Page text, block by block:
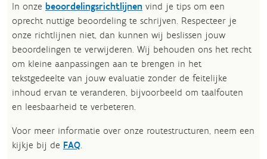
In onze beoordelingsrichtlijnen vind je tips om een
oprecht nuttige beoordeling te schrijven. Respecteer je
onze richtlijnen niet, dan kunnen wij beslissen jouw
beoordelingen te verwijderen. Wij behouden ons het recht
om kleine aanpassingen aan te brengen in het
tekstgedeelte van jouw evaluatie zonder de feitelijke
inhoud ervan te veranderen, bijvoorbeeld om taalfouten
en leesbaarheid te verbeteren.​
Voor meer informatie over onze routestructuren, neem een
kijkje bij de FAQ.